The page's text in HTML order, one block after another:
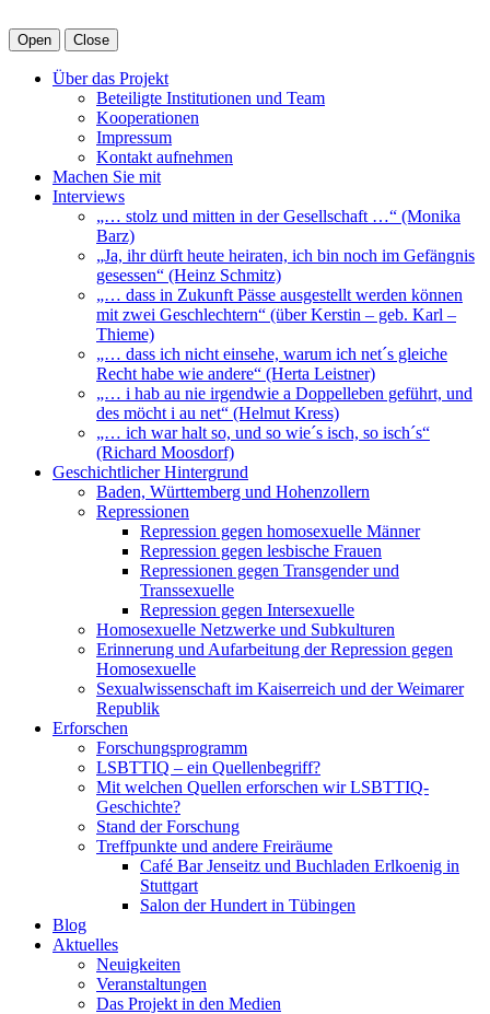
Open Close
Über das Projekt
Beteiligte Institutionen und Team
Kooperationen
Impressum
Kontakt aufnehmen
Machen Sie mit
Interviews
„… stolz und mitten in der Gesellschaft …“ (Monika
Barz)
„Ja, ihr dürft heute heiraten, ich bin noch im Gefängnis
gesessen“ (Heinz Schmitz)
„… dass in Zukunft Pässe ausgestellt werden können
mit zwei Geschlechtern“ (über Kerstin – geb. Karl –
Thieme)
„… dass ich nicht einsehe, warum ich net´s gleiche
Recht habe wie andere“ (Herta Leistner)
„… i hab au nie irgendwie a Doppelleben geführt, und
des möcht i au net“ (Helmut Kress)
„… ich war halt so, und so wie´s isch, so isch´s“
(Richard Moosdorf)
Geschichtlicher Hintergrund
Baden, Württemberg und Hohenzollern
Repressionen
Repression gegen homosexuelle Männer
Repression gegen lesbische Frauen
Repressionen gegen Transgender und
Transsexuelle
Repression gegen Intersexuelle
Homosexuelle Netzwerke und Subkulturen
Erinnerung und Aufarbeitung der Repression gegen
Homosexuelle
Sexualwissenschaft im Kaiserreich und der Weimarer
Republik
Erforschen
Forschungsprogramm
LSBTTIQ – ein Quellenbegriff?
Mit welchen Quellen erforschen wir LSBTTIQ-
Geschichte?
Stand der Forschung
Treffpunkte und andere Freiräume
Café Bar Jenseitz und Buchladen Erlkoenig in
Stuttgart
Salon der Hundert in Tübingen
Blog
Aktuelles
Neuigkeiten
Veranstaltungen
Das Projekt in den Medien